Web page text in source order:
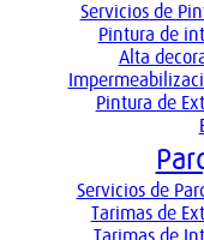
Servicios de
Pintura de
Alta
Pintura de
Servicios de
Tarimas de